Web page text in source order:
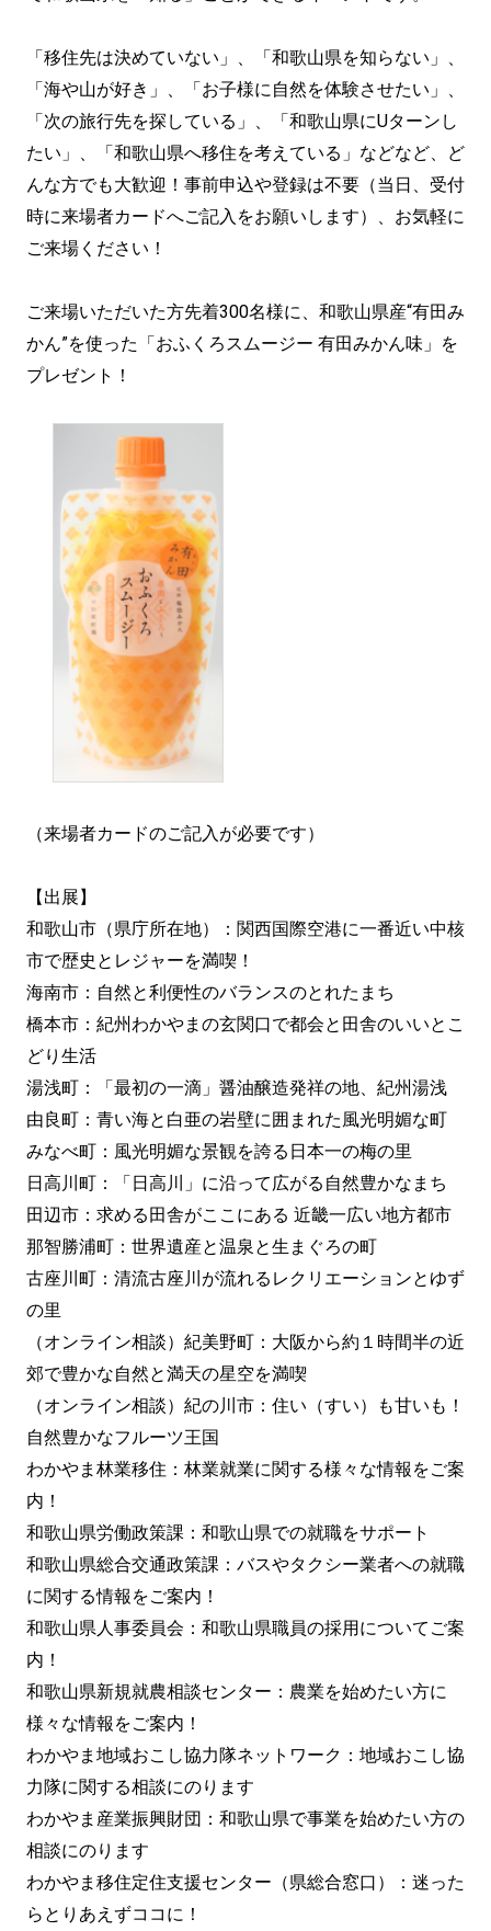
「移住先は決めていない」、「和歌山県を知らない」、
「海や山が好き」、「お子様に自然を体験させたい」、
「次の旅行先を探している」、「和歌山県にUターンし
たい」、「和歌山県へ移住を考えている」などなど、ど
んな方でも大歓迎！事前申込や登録は不要（当日、受付
時に来場者カードへご記入をお願いします）、お気軽に
ご来場ください！
ご来場いただいた方先着300名様に、和歌山県産“有田み
かん”を使った「おふくろスムージー 有田みかん味」を
プレゼント！
（来場者カードのご記入が必要です）
【出展】
和歌山市（県庁所在地）：関西国際空港に一番近い中核
市で歴史とレジャーを満喫！
海南市：自然と利便性のバランスのとれたまち
橋本市：紀州わかやまの玄関口で都会と田舎のいいとこ
どり生活
湯浅町：「最初の一滴」醤油醸造発祥の地、紀州湯浅
由良町：青い海と白亜の岩壁に囲まれた風光明媚な町
みなべ町：風光明媚な景観を誇る日本一の梅の里
日高川町：「日高川」に沿って広がる自然豊かなまち
田辺市：求める田舎がここにある 近畿一広い地方都市
那智勝浦町：世界遺産と温泉と生まぐろの町
古座川町：清流古座川が流れるレクリエーションとゆず
の里
（オンライン相談）紀美野町：大阪から約１時間半の近
郊で豊かな自然と満天の星空を満喫
（オンライン相談）紀の川市：住い（すい）も甘いも！
自然豊かなフルーツ王国
わかやま林業移住：林業就業に関する様々な情報をご案
内！
和歌山県労働政策課：和歌山県での就職をサポート
和歌山県総合交通政策課：バスやタクシー業者への就職
に関する情報をご案内！
和歌山県人事委員会：和歌山県職員の採用についてご案
内！
和歌山県新規就農相談センター：農業を始めたい方に
様々な情報をご案内！
わかやま地域おこし協力隊ネットワーク：地域おこし協
力隊に関する相談にのります
わかやま産業振興財団：和歌山県で事業を始めたい方の
相談にのります
わかやま移住定住支援センター（県総合窓口）：迷った
らとりあえずココに！